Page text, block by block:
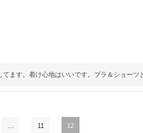
ます。着け心地はいいです。ブラ＆ショーツ
11 12